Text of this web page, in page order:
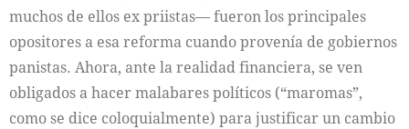
muchos de ellos ex priistas— fueron los principales
opositores a esa reforma cuando provenía de gobiernos
panistas. Ahora, ante la realidad financiera, se ven
obligados a hacer malabares políticos (“maromas”,
como se dice coloquialmente) para justificar un cambio